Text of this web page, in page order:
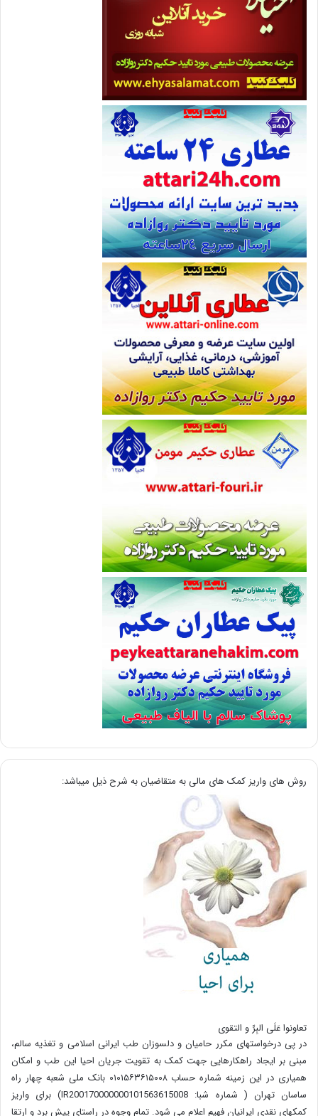
روش های واریز کمک های مالی به متقاضیان به شرح ذیل میباشد:
تعاونوا عَلَی البِرِّ و التقوی
در پی درخواستهای مکرر حامیان و دلسوزان طب ایرانی اسلامی و تغذیه سالم،
مبنی بر ایجاد راهکارهایی جهت کمک به تقویت جریان احیا این طب و امکان
همیاری در این زمینه شماره حساب ۰۱۰۱۵۶۳۶۱۵۰۰۸ بانک ملی شعبه چهار راه
ساسان تهران ( شماره شبا: IR200170000000101563615008) برای واریز
کمکهای نقدی ایرانیان فهیم اعلام می شود. تمام وجوه در راستای پیش برد و ارتقا